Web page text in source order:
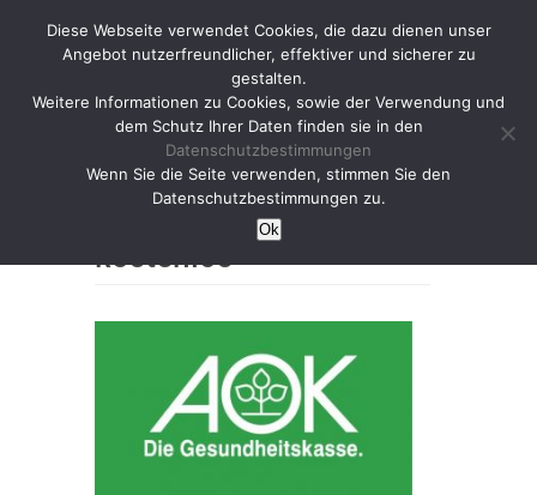
Yoga für AOK
Mitglieder 2 mal/Jahr
kostenlos
Diese Webseite verwendet Cookies, die dazu dienen unser
Angebot nutzerfreundlicher, effektiver und sicherer zu
gestalten.
Weitere Informationen zu Cookies, sowie der Verwendung und
dem Schutz Ihrer Daten finden sie in den
Datenschutzbestimmungen
Wenn Sie die Seite verwenden, stimmen Sie den
Datenschutzbestimmungen zu.
Ok